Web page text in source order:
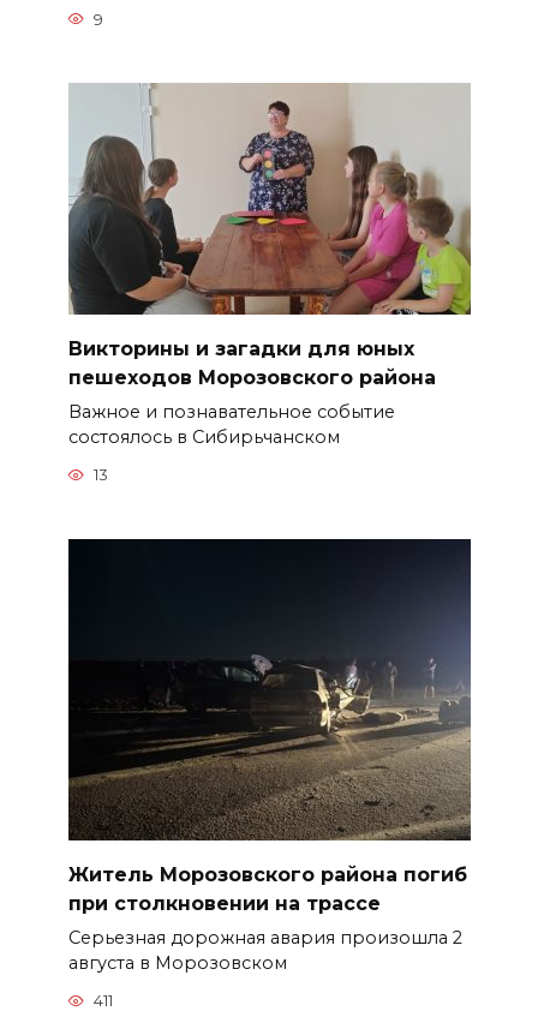
9
Викторины и загадки для юных
пешеходов Морозовского района
Важное и познавательное событие
состоялось в Сибирьчанском
13
Житель Морозовского района погиб
при столкновении на трассе
Серьезная дорожная авария произошла 2
августа в Морозовском
411